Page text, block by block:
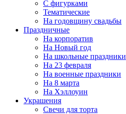
С фигурками
Тематические
На годовщину свадьбы
Праздничные
На корпоратив
На Новый год
На школьные праздники
На 23 февраля
На военные праздники
На 8 марта
На Хэллоуин
Украшения
Свечи для торта